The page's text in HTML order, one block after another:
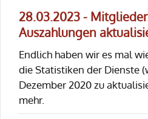
28.03.2023 -
Auszahlungen
Endlich haben wir es mal
die Statistiken der Dienste
Dezember 2020 zu
mehr.